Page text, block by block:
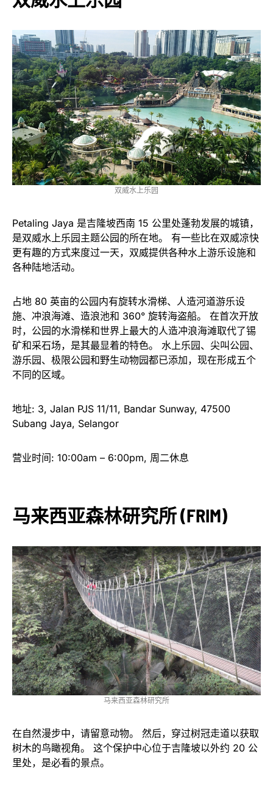
双威水上乐园
Petaling Jaya 是吉隆坡西南 15 公里处蓬勃发展的城镇，
是双威水上乐园主题公园的所在地。 有一些比在双威凉快
更有趣的方式来度过一天，双威提供各种水上游乐设施和
各种陆地活动。
占地 80 英亩的公园内有旋转水滑梯、人造河道游乐设
施、冲浪海滩、造浪池和 360° 旋转海盗船。 在首次开放
时，公园的水滑梯和世界上最大的人造冲浪海滩取代了锡
矿和采石场，是其最显着的特色。 水上乐园、尖叫公园、
游乐园、极限公园和野生动物园都已添加，现在形成五个
不同的区域。
地址: 3, Jalan PJS 11/11, Bandar Sunway, 47500
Subang Jaya, Selangor
营业时间: 10:00am – 6:00pm, 周二休息
马来西亚森林研究所 (FRIM)
马来西亚森林研究所
在自然漫步中，请留意动物。 然后，穿过树冠走道以获取
树木的鸟瞰视角。 这个保护中心位于吉隆坡以外约 20 公
里处，是必看的景点。